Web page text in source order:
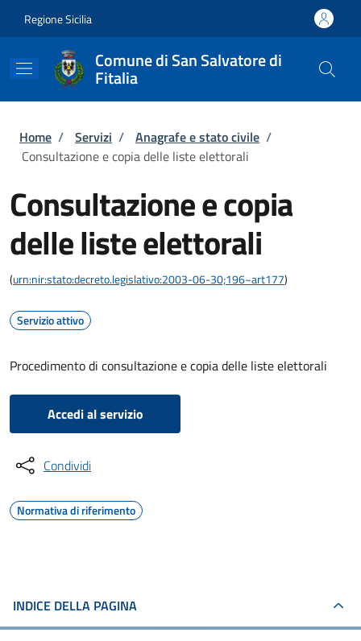
Regione Sicilia
Comune di San Salvatore di
Fitalia
Briciole di pane
Home / Servizi / Anagrafe e stato civile /
Consultazione e copia delle liste elettorali
Consultazione e copia
delle liste elettorali
(urn:nir:stato:decreto.legislativo:2003-06-30;196~art177)
Servizio attivo
Procedimento di consultazione e copia delle liste elettorali
Accedi al servizio
Condividi
Normativa di riferimento
INDICE DELLA PAGINA